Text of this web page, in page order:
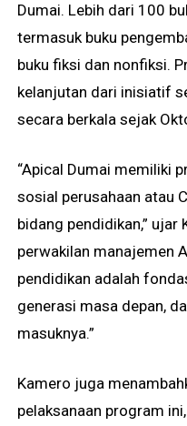
Dumai. Lebih dari 100
termasuk buku
buku fiksi dan nonfiksi.
kelanjutan dari inisiatif
secara berkala sejak
“Apical Dumai memiliki
sosial perusahaan atau
bidang pendidikan,” ujar
perwakilan manajemen
pendidikan adalah
generasi masa depan,
masuknya.”
Kamero juga
pelaksanaan program